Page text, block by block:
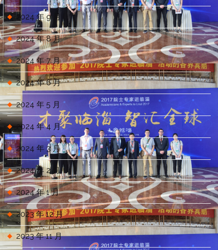
2024 年 9 月
2024 年 8 月
2024 年 7 月
2024 年 6 月
2024 年 5 月
2024 年 4 月
2024 年 3 月
2024 年 2 月
2024 年 1 月
2023 年 12 月
2023 年 11 月